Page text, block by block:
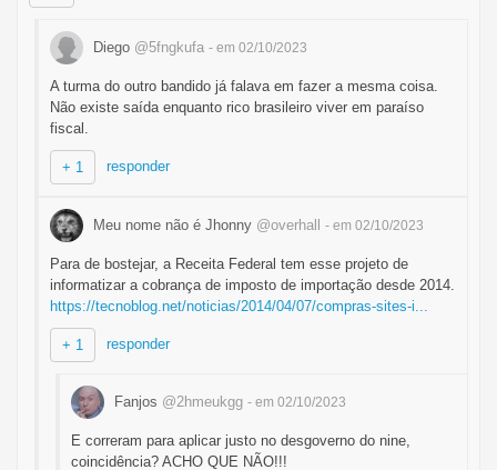
Diego @5fngkufa - em 02/10/2023
A turma do outro bandido já falava em fazer a mesma coisa.
Não existe saída enquanto rico brasileiro viver em paraíso
fiscal.
+ 1 responder
Meu nome não é Jhonny @overhall - em 02/10/2023
Para de bostejar, a Receita Federal tem esse projeto de
informatizar a cobrança de imposto de importação desde 2014.
https://tecnoblog.net/noticias/2014/04/07/compras-sites-i...
+ 1 responder
Fanjos @2hmeukgg - em 02/10/2023
E correram para aplicar justo no desgoverno do nine,
coincidência? ACHO QUE NÃO!!!